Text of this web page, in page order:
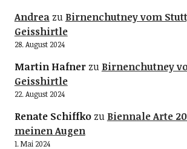
Andreazu Birnenchutney vom
Geisshirtle
28. August 2024
Martin Hafnerzu Birnenchutney
Geisshirtle
22. August 2024
Renate Schiffkozu Biennale Arte
meinen Augen
1. Mai 2024